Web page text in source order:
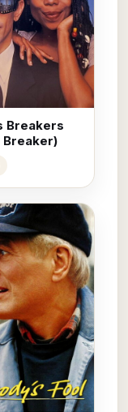
Breakers
Breaker)